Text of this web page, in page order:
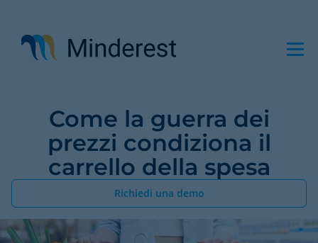
contenuto
principale
Come la guerra dei
prezzi condiziona il
carrello della spesa
Richiedi una demo